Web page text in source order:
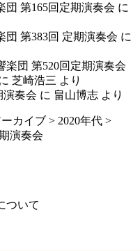
団 第165回定期演奏会 に
第383回 定期演奏会 に
楽団 第520回定期演奏会
芝崎浩三 より
演奏会 に 畠山博志 より
カイブ > 2020年代 >
演奏会
ついて